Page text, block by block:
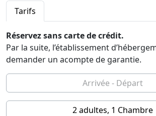
Nous vous proposons de nombreux
vous pouvez faire à proximité:
mer Baltique, de pistes cyclables dans
découverte du château Bothmer et de
villages pittoresques. Au cours de
vous proposons un buffet sucré avec
des pâtisseries maison que vous
dans notre jardin. Et pour votre
salle en bois avec du linge de lit
Tarifs
Réservez sans carte de crédit.
Par la suite, l’établissement
demander un acompte de garantie.
2 adultes, 1 Chambre